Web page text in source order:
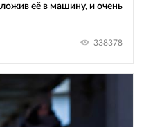
её в машину, и очень
338378